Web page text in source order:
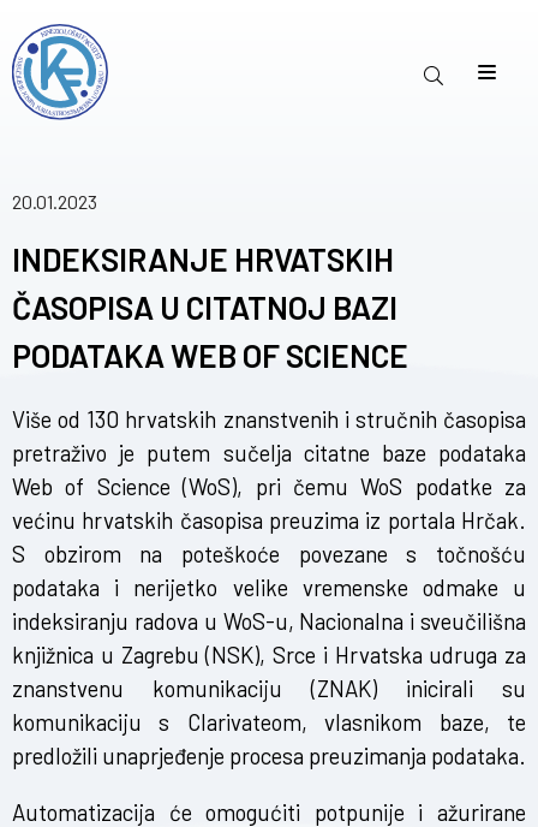
20.01.2023
INDEKSIRANJE HRVATSKIH
ČASOPISA U CITATNOJ BAZI
PODATAKA WEB OF SCIENCE
Više od 130 hrvatskih znanstvenih i stručnih časopisa
pretraživo je putem sučelja citatne baze podataka
Web of Science (WoS), pri čemu WoS podatke za
većinu hrvatskih časopisa preuzima iz portala Hrčak.
S obzirom na poteškoće povezane s točnošću
podataka i nerijetko velike vremenske odmake u
indeksiranju radova u WoS-u, Nacionalna i sveučilišna
knjižnica u Zagrebu (NSK), Srce i Hrvatska udruga za
znanstvenu komunikaciju (ZNAK) inicirali su
komunikaciju s Clarivateom, vlasnikom baze, te
predložili unaprjeđenje procesa preuzimanja podataka.
Automatizacija će omogućiti potpunije i ažurirane